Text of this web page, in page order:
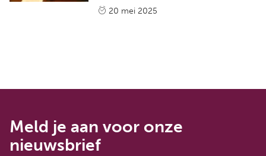
20 mei 2025
Meld je aan voor onze
nieuwsbrief